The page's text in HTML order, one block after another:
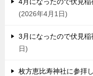
2026年4月1日
3月になったので伏見
日
枚方恵比寿神社に参拝